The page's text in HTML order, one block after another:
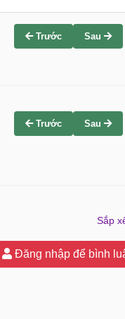
Trước Sau
Trước Sau
Sắp
Đăng nhập để bình